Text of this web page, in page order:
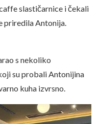
slastičarnice i čekali
priredila Antonija.
s nekoliko
su probali Antonijina
kuha izvrsno.